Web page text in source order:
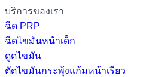
บริการของเรา
ฉีด PRP
ฉีดไขมันหน้าเด็ก
ดูดไขมัน
ตัดไขมันกระพุ้งแก้มหน้าเรียว